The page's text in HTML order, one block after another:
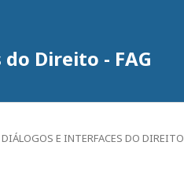
Direito - FAG
E INTERFACES DO DIREITO